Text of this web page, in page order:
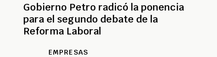
Gobierno Petro radicó la ponencia
para el segundo debate de la
Reforma Laboral
EMPRESAS